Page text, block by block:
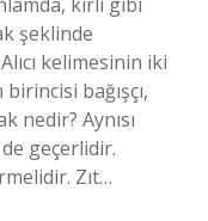
şeklinde
Alıcı kelimesinin iki
bağışçı,
nedir? Aynısı
geçerlidir.
Zıt…